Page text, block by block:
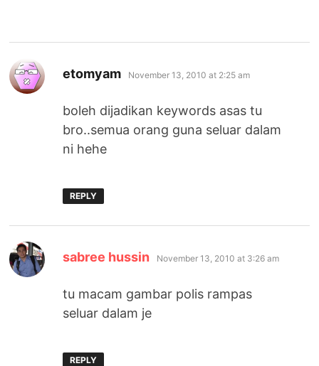
etomyam says:
November 13, 2010 at 2:25 am
boleh dijadikan keywords asas tu
bro..semua orang guna seluar dalam
ni hehe
REPLY
sabree hussin says:
November 13, 2010 at 3:26 am
tu macam gambar polis rampas
seluar dalam je
REPLY